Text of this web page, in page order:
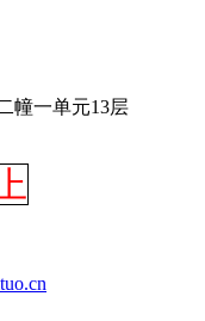
幢一单元13层